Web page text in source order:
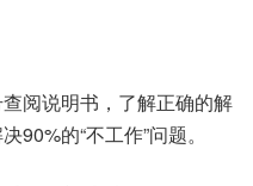
阅说明书，了解正确的解
90%的“不工作”问题。